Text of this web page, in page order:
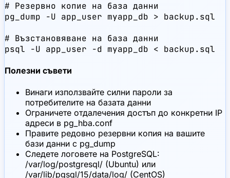
# Резервно копие на база данни
pg_dump -U app_user myapp_db > backup.sql
# Възстановяване на база данни
psql -U app_user -d myapp_db < backup.sql
Полезни съвети
Винаги използвайте силни пароли за
потребителите на базата данни
Ограничете отдалечения достъп до конкретни IP
адреси в pg_hba.conf
Правите редовно резервни копия на вашите
бази данни с pg_dump
Следете логовете на PostgreSQL:
/var/log/postgresql/ (Ubuntu) или
/var/lib/pgsql/15/data/log/ (CentOS)